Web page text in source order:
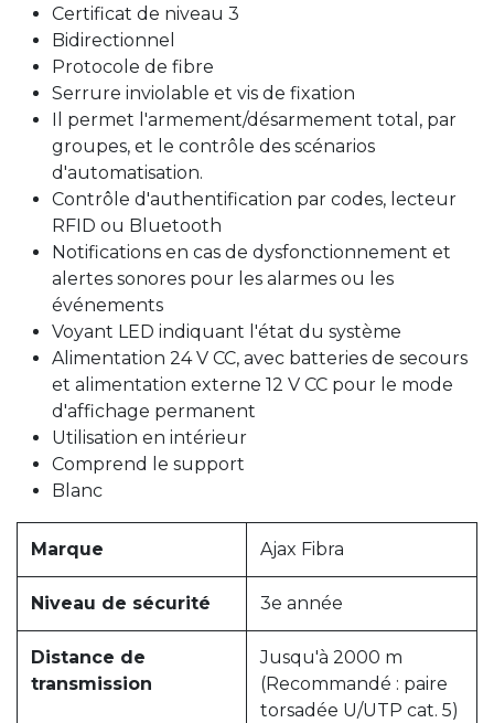
Certificat de niveau 3
Bidirectionnel
Protocole de fibre
Serrure inviolable et vis de fixation
Il permet l'armement/désarmement total, par
groupes, et le contrôle des scénarios
d'automatisation.
Contrôle d'authentification par codes, lecteur
RFID ou Bluetooth
Notifications en cas de dysfonctionnement et
alertes sonores pour les alarmes ou les
événements
Voyant LED indiquant l'état du système
Alimentation 24 V CC, avec batteries de secours
et alimentation externe 12 V CC pour le mode
d'affichage permanent
Utilisation en intérieur
Comprend le support
Blanc
Marque Ajax Fibra
Niveau de sécurité 3e année
Distance de
transmission
Jusqu'à 2000 m
(Recommandé : paire
torsadée U/UTP cat. 5)